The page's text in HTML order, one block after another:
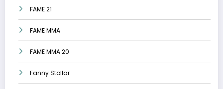
FAME 21
FAME MMA
FAME MMA 20
Fanny Stollar